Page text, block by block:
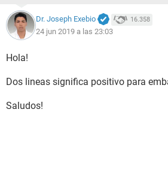
Dr. Joseph Exebio 16.358
24 jun 2019 a las 23:03
Hola!
Dos lineas significa positivo para
Saludos!